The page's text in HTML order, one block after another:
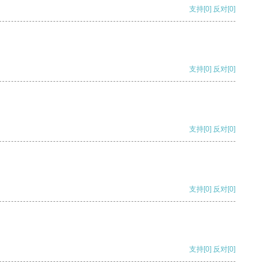
支持[0] 反对[0]
支持[0] 反对[0]
支持[0] 反对[0]
支持[0] 反对[0]
支持[0] 反对[0]